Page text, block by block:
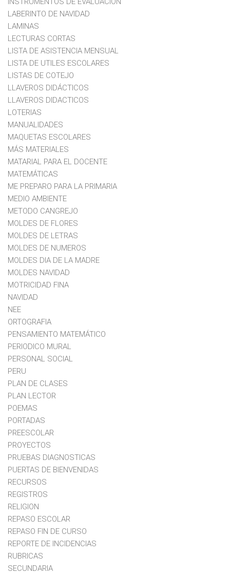
LABERINTO DE NAVIDAD
LAMINAS
LECTURAS CORTAS
LISTA DE ASISTENCIA MENSUAL
LISTA DE UTILES ESCOLARES
LISTAS DE COTEJO
LLAVEROS DIDÁCTICOS
LLAVEROS DIDACTICOS
LOTERIAS
MANUALIDADES
MAQUETAS ESCOLARES
MÁS MATERIALES
MATARIAL PARA EL DOCENTE
MATEMÁTICAS
ME PREPARO PARA LA PRIMARIA
MEDIO AMBIENTE
METODO CANGREJO
MOLDES DE FLORES
MOLDES DE LETRAS
MOLDES DE NUMEROS
MOLDES DIA DE LA MADRE
MOLDES NAVIDAD
MOTRICIDAD FINA
NAVIDAD
NEE
ORTOGRAFIA
PENSAMIENTO MATEMÁTICO
PERIODICO MURAL
PERSONAL SOCIAL
PERU
PLAN DE CLASES
PLAN LECTOR
POEMAS
PORTADAS
PREESCOLAR
PROYECTOS
PRUEBAS DIAGNOSTICAS
PUERTAS DE BIENVENIDAS
RECURSOS
REGISTROS
RELIGION
REPASO ESCOLAR
REPASO FIN DE CURSO
REPORTE DE INCIDENCIAS
RUBRICAS
SECUNDARIA